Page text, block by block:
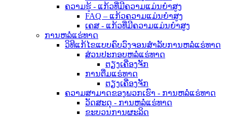
ຄວາມຮູ້ - ແກ້ວທີ່ມີຄວາມແມ່ນຍໍາສູງ
FAQ – ແກ້ວຄວາມແມ່ນຍໍາສູງ
ເຄສ - ແກ້ວທີ່ມີຄວາມແມ່ນຍໍາສູງ
ການຫລໍ່ແຮ່ທາດ
ວິທີແກ້ໄຂແບບຄົບວົງຈອນສຳລັບການຫລໍ່ແຮ່ທາດ
ສ່ວນປະກອບຫລໍ່ແຮ່ທາດ
ຕຽງເຄື່ອງຈັກ
ການຕື່ມແຮ່ທາດ
ຕຽງເຄື່ອງຈັກ
ຄວາມສາມາດຂອງພວກເຮົາ - ການຫລໍ່ແຮ່ທາດ
ວັດສະດຸ - ການຫລໍ່ແຮ່ທາດ
ຂະບວນການຜະລິດ